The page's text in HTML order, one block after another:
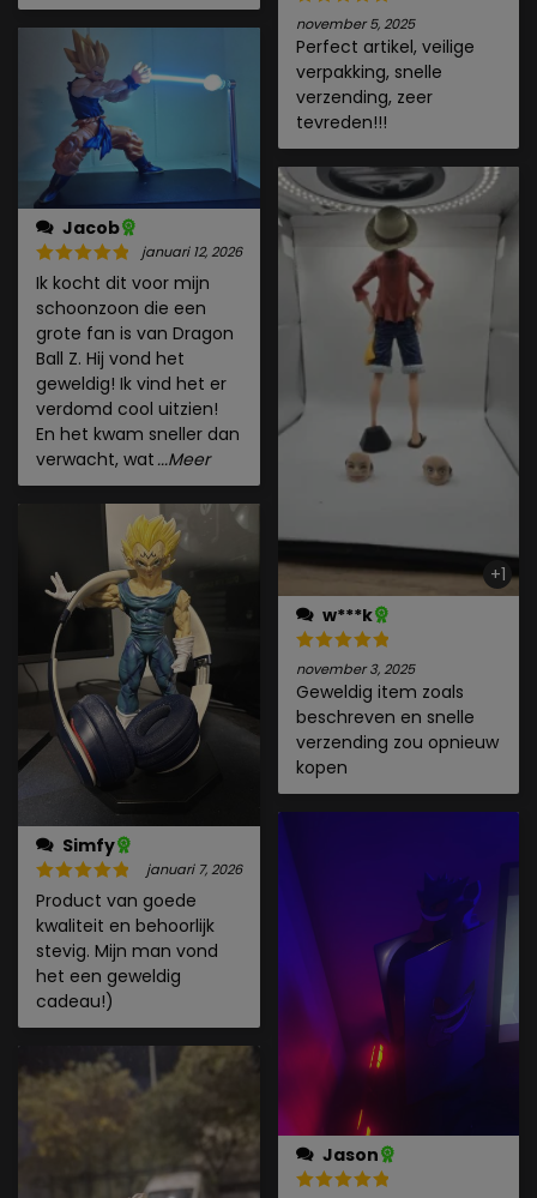
Jacob
januari 12, 2026
Ik kocht dit voor mijn
schoonzoon die een
grote fan is van Dragon
Ball Z. Hij vond het
geweldig! Ik vind het er
verdomd cool uitzien!
En het kwam sneller dan
verwacht, wat ...Meer
Simfy
januari 7, 2026
Product van goede
kwaliteit en behoorlijk
stevig. Mijn man vond
het een geweldig
cadeau!)
november 5, 2025
Perfect artikel, veilige
verpakking, snelle
verzending, zeer
tevreden!!!
+1
w***k
november 3, 2025
Geweldig item zoals
beschreven en snelle
verzending zou opnieuw
kopen
Jason